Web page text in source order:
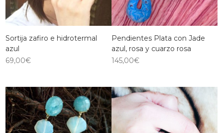
Sortija zafiro e hidrotermal
azul
69,00€
Pendientes Plata con Jade
azul, rosa y cuarzo rosa
145,00€